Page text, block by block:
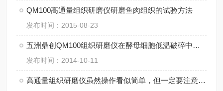
QM100高通量组织研磨仪研磨鱼肉组织的试验方法
发布时间：2015-08-23
五洲鼎创QM100组织研磨仪在酵母细胞低温破碎中的应用
发布时间：2014-10-11
高通量组织研磨仪虽然操作看似简单，但一定要注意细节